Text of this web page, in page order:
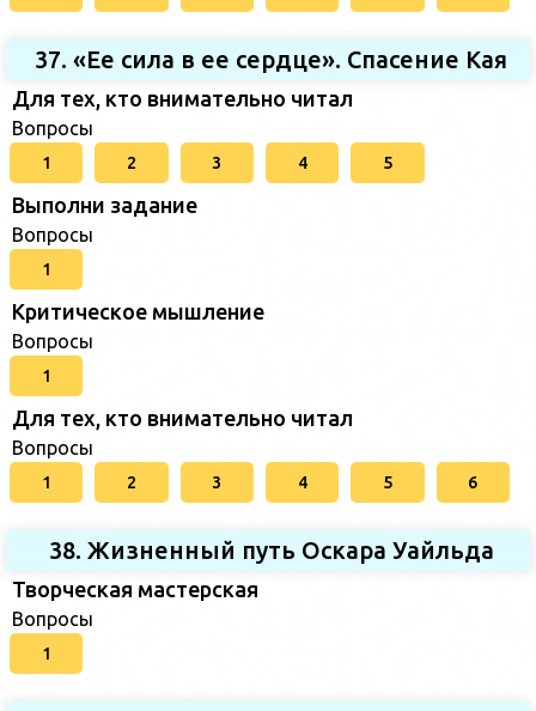
37. «Ее сила в ее сердце». Спасение Кая
Для тех, кто внимательно читал
Вопросы
1 2 3 4 5
Выполни задание
Вопросы
1
Критическое мышление
Вопросы
1
Для тех, кто внимательно читал
Вопросы
1 2 3 4 5 6
38. Жизненный путь Оскара Уайльда
Творческая мастерская
Вопросы
1